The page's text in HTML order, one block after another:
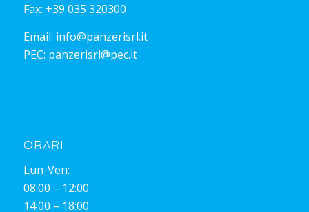
Fax: +39 035 320300
Email: info@panzerisrl.it
PEC: panzerisrl@pec.it
ORARI
Lun-Ven:
08:00 – 12:00
14:00 – 18:00